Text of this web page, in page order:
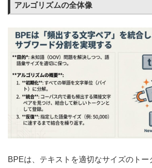
アルゴリズムの全体像
BPEは、テキストを適切なサイズのトー